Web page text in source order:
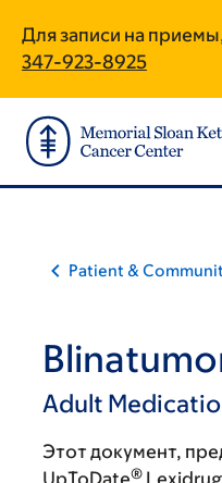
main
content
footer
Для записи на
347-923-8925
Patient &
Adult
Этот документ,
UpToDate® Lexidrug